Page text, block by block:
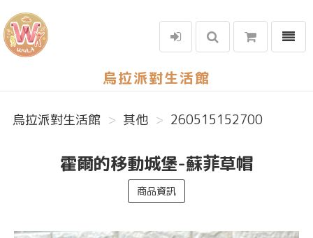
烏拉派對生活館
選單
烏拉派對生活館 其他 260515152700
霍爾的移動城堡-蘇菲草帽
商品資訊